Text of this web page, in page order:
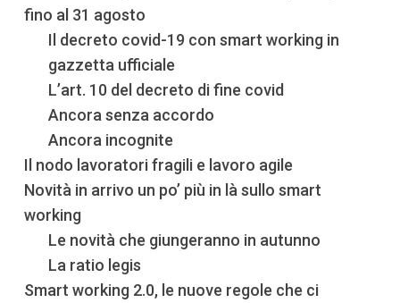
fino al 31 agosto
Il decreto covid-19 con smart working in
gazzetta ufficiale
L’art. 10 del decreto di fine covid
Ancora senza accordo
Ancora incognite
Il nodo lavoratori fragili e lavoro agile
Novità in arrivo un po’ più in là sullo smart
working
Le novità che giungeranno in autunno
La ratio legis
Smart working 2.0, le nuove regole che ci